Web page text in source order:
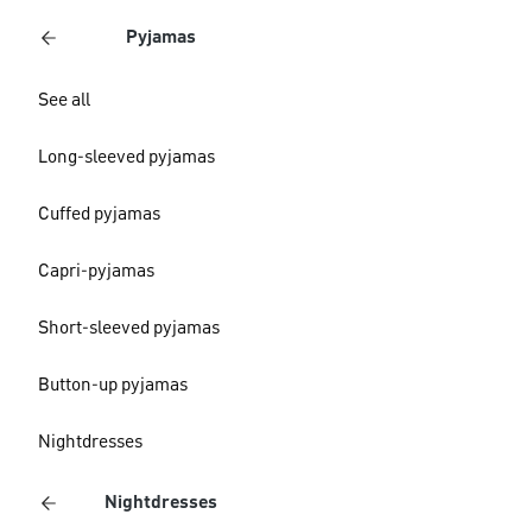
Pyjamas
See all
Long-sleeved pyjamas
Cuffed pyjamas
Capri-pyjamas
Short-sleeved pyjamas
Button-up pyjamas
Nightdresses
Nightdresses